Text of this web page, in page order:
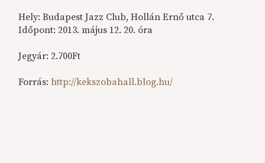
Hely: Budapest Jazz Club, Hollán Ernő utca 7.
Időpont: 2013. május 12. 20. óra
Jegyár: 2.700Ft
Forrás:http://kekszobahall.blog.hu/